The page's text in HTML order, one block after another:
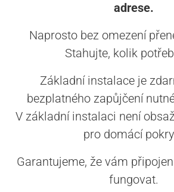
adrese.
Naprosto bez omezení
Stahujte, kolik
Základní instalace je
bezplatného zapůjčení
V základní instalaci není
pro domácí
Garantujeme, že vám
fungovat.